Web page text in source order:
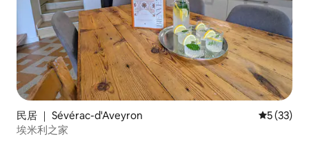
民居 ｜ Sévérac-d'Aveyron 平均评分
5 (33)
埃米利之家